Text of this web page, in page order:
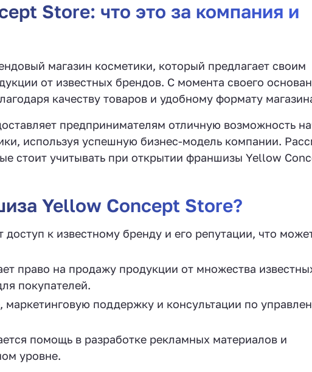
Store: что это за компания и
магазин косметики, который предлагает своим
от известных брендов. С момента своего
качеству товаров и удобному формату
предпринимателям отличную возможность
используя успешную бизнес-модель компании.
стоит учитывать при открытии франшизы Yellow
Yellow Concept Store?
к известному бренду и его репутации, что
право на продажу продукции от множества
покупателей.
маркетинговую поддержку и консультации по
помощь в разработке рекламных материалов и
уровне.